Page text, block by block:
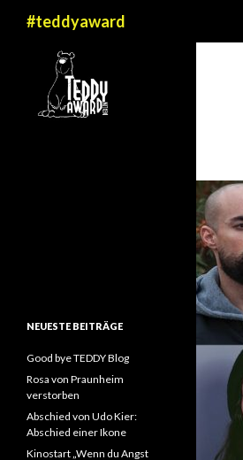
#teddyaward
NEUESTE BEITRÄGE
Good bye TEDDY Blog
Rosa von Praunheim
verstorben
Abschied von Udo Kier:
Abschied einer Ikone
Kinostart „Wenn du Angst